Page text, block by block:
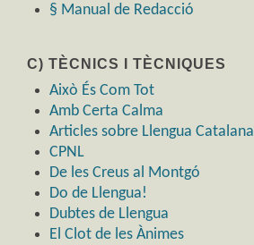
§ Manual de Redacció
C) TÈCNICS I TÈCNIQUES
Això És Com Tot
Amb Certa Calma
Articles sobre Llengua Catalana
CPNL
De les Creus al Montgó
Do de Llengua!
Dubtes de Llengua
El Clot de les Ànimes